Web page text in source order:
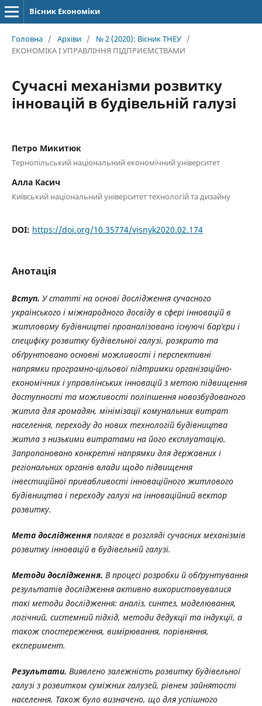
Вісник Економіки
Головна / Архіви / № 2 (2020): Вісник ТНЕУ /
ЕКОНОМІКА І УПРАВЛІННЯ ПІДПРИЄМСТВАМИ
Сучасні механізми розвитку
інновацій в будівельній галузі
Петро Микитюк
Тернопільський національний економічний університет
Алла Касич
Київський національний університет технологій та дизайну
DOI: https://doi.org/10.35774/visnyk2020.02.174
Анотація
Вступ. У статті на основі дослідження сучасного
українського і міжнародного досвіду в сфері інновацій в
житловому будівництві проаналізовано існуючі бар’єри і
специфіку розвитку будівельної галузі, розкрито та
обґрунтовано основні можливості і перспективні
напрямки програмно-цільової підтримки організаційно-
економічних і управлінських інновацій з метою підвищення
доступності та можливості поліпшення новозбудованого
житла для громадян, мінімізаціїкомунальних витрат
населення, переходу до нових технологій будівництва
житла з низькими витратами на його експлуатацію.
Запропоновано конкретні напрямки для державних і
регіональних органів влади щодо підвищення
інвестиційноїпривабливості інноваційного житлового
будівництва і переходу галузі на інноваційний вектор
розвитку.
Мета дослідження полягає в розгляді сучасних механізмів
розвитку інновацій в будівельній галузі.
Методи дослідження. В процесі розробки й обґрунтування
результатів дослідження активно використовувалися
такі методи дослідження: аналіз, синтез, моделювання,
логічний, системний підхід, методи дедукції та індукції, а
також спостереження, вимірювання, порівняння,
експеримент.
Результати. Виявлено залежність розвитку будівельної
галузі з розвитком суміжних галузей, рівнем зайнятості
населення. Також було визначено, що для успішного